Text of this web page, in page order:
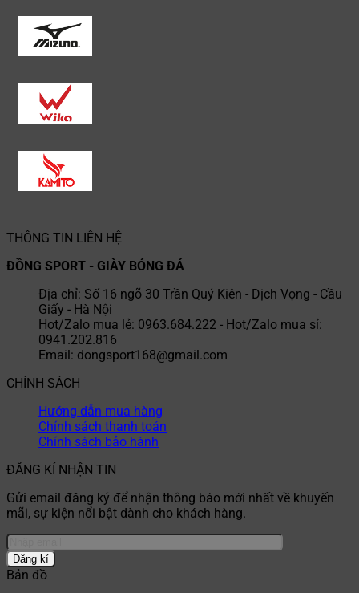
THÔNG TIN LIÊN HỆ
ĐỒNG SPORT - GIÀY BÓNG ĐÁ
Địa chỉ: Số 16 ngõ 30 Trần Quý Kiên - Dịch Vọng - Cầu
Giấy - Hà Nội
Hot/Zalo mua lẻ: 0963.684.222 - Hot/Zalo mua sỉ:
0941.202.816
Email: dongsport168@gmail.com
CHÍNH SÁCH
Hướng dẫn mua hàng
Chính sách thanh toán
Chính sách bảo hành
ĐĂNG KÍ NHẬN TIN
Gửi email đăng ký để nhận thông báo mới nhất về khuyến
mãi, sự kiện nổi bật dành cho khách hàng.
Bản đồ